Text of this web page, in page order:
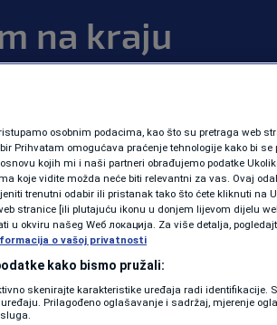
SHOWBIZ
KOLUMNE
PODCAST
N1 SPECIJAL
FENOMENI
NEISTRAŽENO
VIRALNO
na kraju
osobnim podacima, kao što su pretraga web
Prihvatam omogućava praćenje tehnologije kako bi se
kojih mi i naši partneri obrađujemo podatke
koje vidite možda neće biti relevantni za vas. Ovaj
trenutni odabir ili pristanak tako što ćete kliknuti na
stranice [ili plutajuću ikonu u donjem lijevom dijelu
u okviru našeg Wеб локација. Za više detalja,
o vašoj privatnosti
kako bismo pružali:
skenirajte karakteristike uređaja radi identifikacije.
Prilagođeno oglašavanje i sadržaj, mjerenje